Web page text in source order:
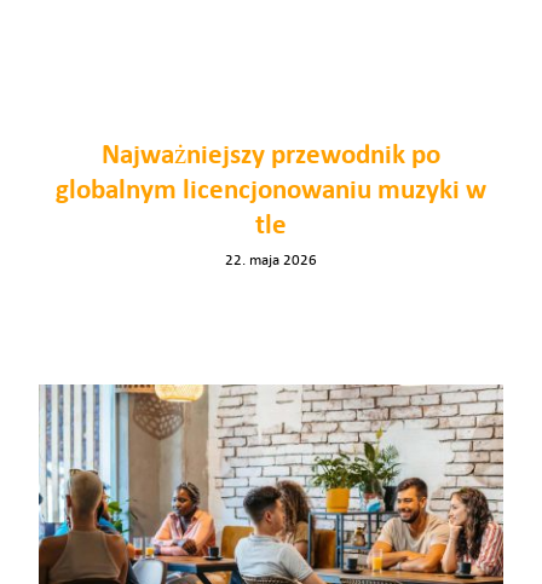
Ceny
Centra handlowe
Branże
Oferta
Najważniejszy przewodnik po
globalnym licencjonowaniu muzyki w
tle
22. maja 2026